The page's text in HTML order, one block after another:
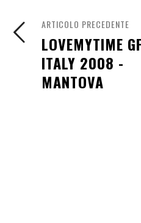
ARTICOLO PRECEDENTE
LOVEMYTIME
ITALY 2008 -
MANTOVA